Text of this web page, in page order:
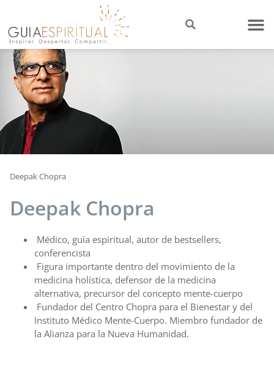
Deepak Chopra
Deepak Chopra
Médico, guía espiritual, autor de bestsellers,
conferencista
Figura importante dentro del movimiento de la
medicina holística, defensor de la medicina
alternativa, precursor del concepto mente-cuerpo
Fundador del Centro Chopra para el Bienestar y del
Instituto Médico Mente-Cuerpo. Miembro fundador de
la Alianza para la Nueva Humanidad.